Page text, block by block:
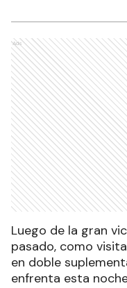
Ads
Luego de la gran
pasado, como
en doble
enfrenta esta